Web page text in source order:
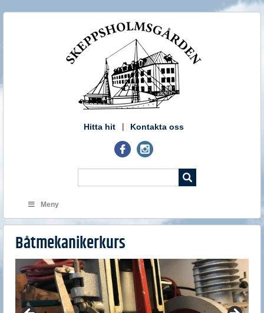
Hitta hit Kontakta oss
Meny
Båtmekanikerkurs